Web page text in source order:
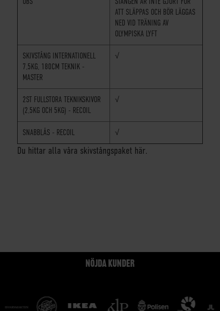
ATT SLÄPPAS OCH BÖR LÄGGAS
NED VID TRÄNING AV
OLYMPISKA LYFT
SKIVSTÅNG INTERNATIONELL
7,5KG, 180CM TEKNIK -
MASTER
√
2ST FULLSTORA TEKNIKSKIVOR
(2,5KG OCH 5KG) - RECOIL
√
SNABBLÅS - RECOIL √
Du hittar alla våra skivstångspaket här.
NÖJDA KUNDER